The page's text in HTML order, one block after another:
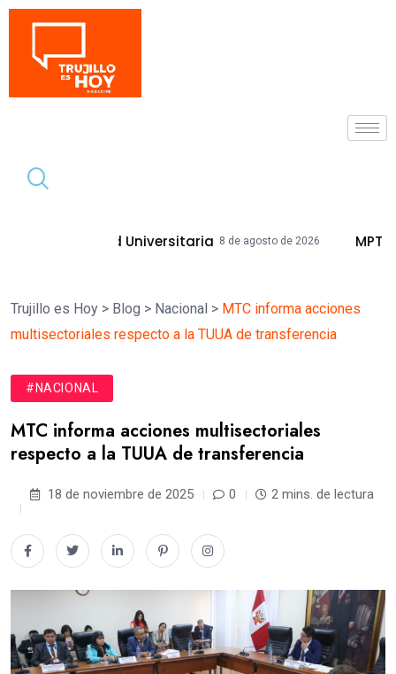
8 de agosto de 2026 MPT Mejorará Calles
Trujillo es Hoy > Blog > Nacional > MTC informa acciones
multisectoriales respecto a la TUUA de transferencia
#NACIONAL
MTC informa acciones multisectoriales
respecto a la TUUA de transferencia
18 de noviembre de 2025 0 2 mins. de lectura